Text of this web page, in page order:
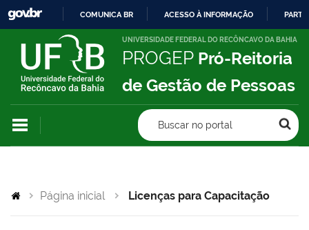
IR
PARA
CONTEÚDO
COMUNICA BR ACESSO À INFORMAÇÃO
UNIVERSIDADE FEDERAL DO RECÔNCAVO DA BAHIA
PROGEP Pró-Reitoria
de Gestão de Pessoas
Buscar no portal
Página inicial Licenças para Capacitação